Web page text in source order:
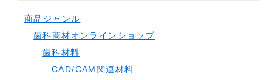
商品ジャンル
歯科商材オンラインショップ
歯科材料
CAD/CAM関連材料